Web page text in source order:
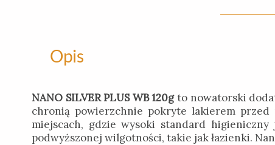
Opis
NANO SILVER PLUS WB 120gto nowatorski
chronią powierzchnie pokryte lakierem
miejscach, gdzie wysoki standard
podwyższonej wilgotności, takie jak łazienki.